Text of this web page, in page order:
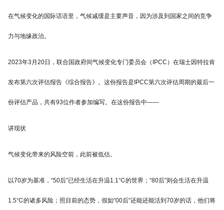
在气候变化的国际话语里，气候减缓是主要声音，因为涉及到国家之间的竞争
力与地缘政治。
2023年3月20日，联合国政府间气候变化专门委员会（IPCC）在瑞士因特拉肯
发布第六次评估报告《综合报告》。这份报告是IPCC第六次评估周期的最后一
份评估产品，共有93位作者参加编写。在这份报告中——
讲现状
气候变化带来的风险空前，此前被低估。
以70岁为基准，“50后”已经生活在升温1.1℃的世界；“80后”则会生活在升温
1.5℃的诸多风险；照目前的态势，假如“00后”还能还能活到70岁的话，他们将